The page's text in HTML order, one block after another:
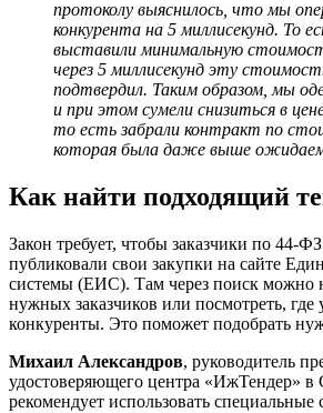
протоколу выяснилось, что мы
конкурента на 5 миллисекунд. То
выставили минимальную
через 5 миллисекунд эту
подтвердил. Таким образом, мы
и при этом сумели снизиться в
то есть забрали контракт по
которая была даже выше
Как найти подходящий
Закон требует, чтобы заказчики по 44-
публиковали свои закупки на сайте
системы (ЕИС). Там через поиск можно
нужных заказчиков или посмотреть, где
конкуренты. Это поможет подобрать
Михаил Александров, руководитель
удостоверяющего центра «ИжТендер» в
рекомендует использовать специальные